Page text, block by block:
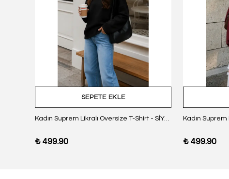
SEPETE EKLE
Kadın Suprem Likralı Oversize T-Shirt - SİYAH
₺ 499.90 ₺ 499.90